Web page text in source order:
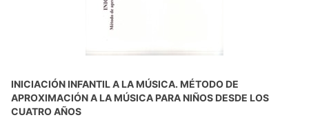
INICIACIÓN INFANTIL A LA MÚSICA. MÉTODO DE
APROXIMACIÓN A LA MÚSICA PARA NIÑOS DESDE LOS
CUATRO AÑOS